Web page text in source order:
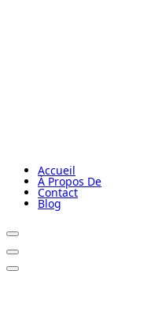
Accueil
À Propos De
Contact
Blog